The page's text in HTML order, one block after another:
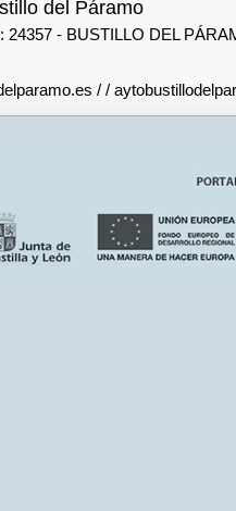
del Páramo
24357 - BUSTILLO DEL
/ /